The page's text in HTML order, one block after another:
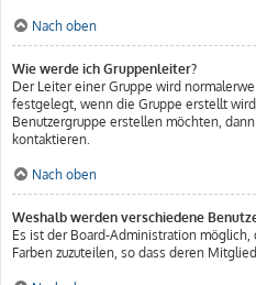
Nach oben
Wie werde ich Gruppenleiter?
Der Leiter einer Gruppe wird
festgelegt, wenn die Gruppe erstellt
Benutzergruppe erstellen möchten,
kontaktieren.
Nach oben
Weshalb werden verschiedene
Es ist der Board-Administration
Farben zuzuteilen, so dass deren